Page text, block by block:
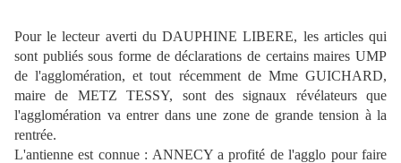
Pour le lecteur averti du DAUPHINE LIBERE, les articles qui
sont publiés sous forme de déclarations de certains maires UMP
de l'agglomération, et tout récemment de Mme GUICHARD,
maire de METZ TESSY, sont des signaux révélateurs que
l'agglomération va entrer dans une zone de grande tension à la
rentrée.
L'antienne est connue : ANNECY a profité de l'agglo pour faire